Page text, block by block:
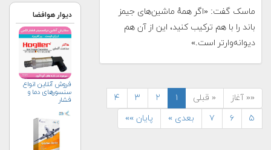
ماسک گفت: «اگر همهٔ ماشین‌های جیمز
باند را با هم ترکیب کنید، این از آن هم
دیوانه‌وارتر است.»
«« آغاز « قبلی ۱ ۲ ۳
۴
۵
۶ ۷ بعدی » پایان »»
دیوار هوافضا
فروش آنلاین انواع
سنسورهای دما و
فشار